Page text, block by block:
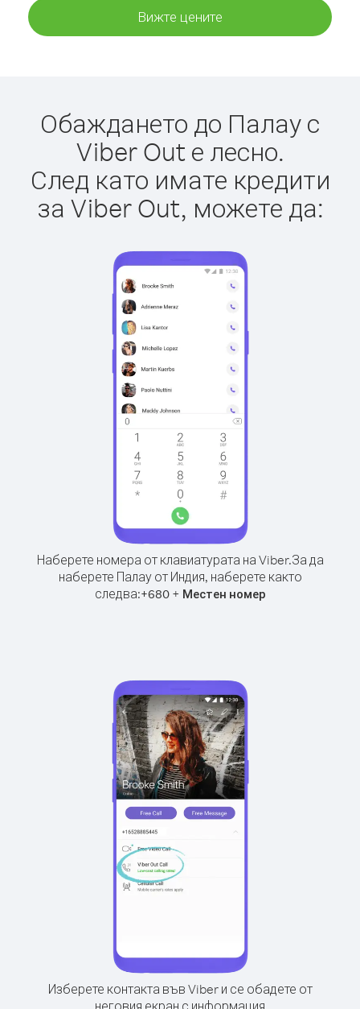
Вижте цените
Обаждането до Палау с
Viber Out е лесно.
След като имате кредити
за Viber Out, можете да:
Наберете номера от клавиатурата на Viber.За да
наберете Палау от Индия, наберете както
следва:+680+ Местен номер
Изберете контакта във Viber и се обадете от
неговия екран с информация